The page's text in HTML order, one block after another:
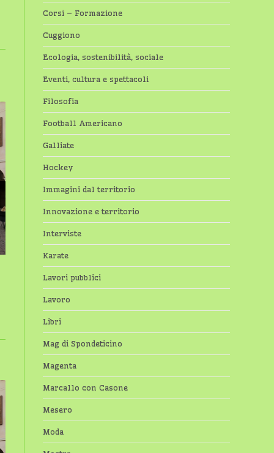
Corsi – Formazione
Cuggiono
Ecologia, sostenibilità, sociale
Eventi, cultura e spettacoli
Filosofia
Football Americano
Galliate
Hockey
Immagini dal territorio
Innovazione e territorio
Interviste
Karate
Lavori pubblici
Lavoro
Libri
Mag di Spondeticino
Magenta
Marcallo con Casone
Mesero
Moda